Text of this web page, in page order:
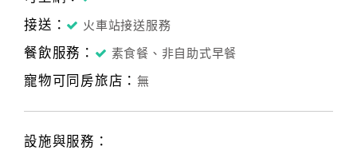
接送：
火車站接送服務
餐飲服務： 素食餐、非自助式早餐
寵物可同房旅店： 無
設施與服務：